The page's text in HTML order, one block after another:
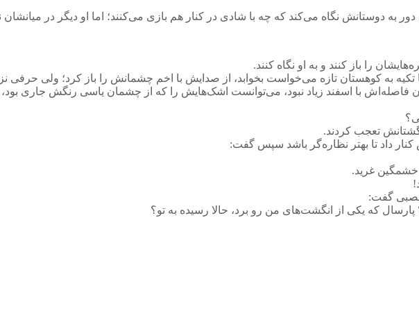
به دوستانش نگاه می‌کند که چه با شادی در کنار هم بازی می‌کنند؛ اما او دیگر در میانشان
را باز کنند و به او نگاه کنند.
به کوهستان تازه می‌خواست بخوابد، از صدایش با اخم چشمانش را باز کرد؛ ولی حرفی
فاصله‌اش با اسفند زیاد نبود، می‌توانست اشک‌هایش را که از چشمان یاسی رنگش جاری بود،
تعجب کردند.
داد تا بهتر نظاره‌گر باشد سپس گفت:
خشمگین غرید.
عصبی گفت:
که یکی از انگشت‌های من رو برد، حالا رسیده به تو؟